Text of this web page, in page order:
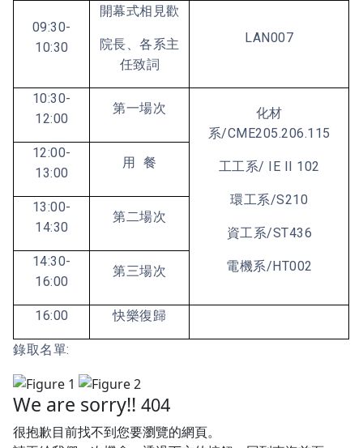
09:30-
10:30
開幕式相見歡
院長、各系主
任致詞
LAN007
10:30-
12:00
第一場次
化材
系/CME205.206.115
工工系/ IE II 102
環工系/S210
資工系/ST436
電機系/HT002
12:00-
13:00
用 餐
13:00-
14:30
第二場次
14:30-
16:00
第三場次
16:00 快樂復歸
錄取名單: